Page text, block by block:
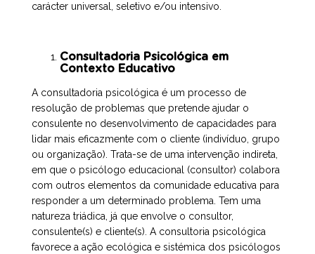
carácter universal, seletivo e/ou intensivo.
Consultadoria Psicológica em
Contexto Educativo
A consultadoria psicológica é um processo de
resolução de problemas que pretende ajudar o
consulente no desenvolvimento de capacidades para
lidar mais eficazmente com o cliente (indivíduo, grupo
ou organização). Trata-se de uma intervenção indireta,
em que o psicólogo educacional (consultor) colabora
com outros elementos da comunidade educativa para
responder a um determinado problema. Tem uma
natureza triádica, já que envolve o consultor,
consulente(s) e cliente(s). A consultoria psicológica
favorece a ação ecológica e sistémica dos psicólogos